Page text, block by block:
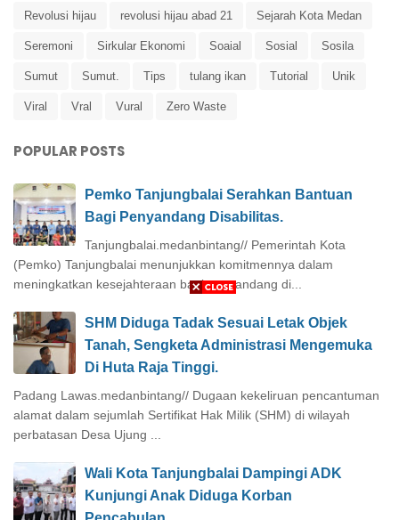
Revolusi hijau revolusi hijau abad 21 Sejarah Kota Medan
Seremoni Sirkular Ekonomi Soaial Sosial Sosila
Sumut Sumut. Tips tulang ikan Tutorial Unik
Viral Vral Vural Zero Waste
POPULAR POSTS
Pemko Tanjungbalai Serahkan Bantuan
Bagi Penyandang Disabilitas.
Tanjungbalai.medanbintang// Pemerintah Kota
(Pemko) Tanjungbalai menunjukkan komitmennya dalam
meningkatkan kesejahteraan bagi penyandang di...
SHM Diduga Tadak Sesuai Letak Objek
Tanah, Sengketa Administrasi Mengemuka
Di Huta Raja Tinggi.
Padang Lawas.medanbintang// Dugaan kekeliruan pencantuman
alamat dalam sejumlah Sertifikat Hak Milik (SHM) di wilayah
perbatasan Desa Ujung ...
Wali Kota Tanjungbalai Dampingi ADK
Kunjungi Anak Diduga Korban